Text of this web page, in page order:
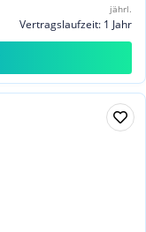
jährl.
Vertragslaufzeit: 1 Jahr